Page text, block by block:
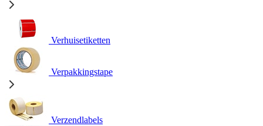
Verhuisetiketten
Verpakkingstape
Verzendlabels